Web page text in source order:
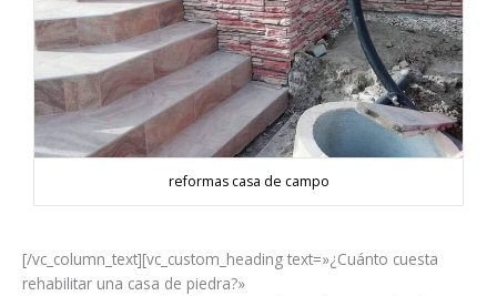
reformas casa de campo
[/vc_column_text][vc_custom_heading text=»¿Cuánto cuesta
rehabilitar una casa de piedra?»